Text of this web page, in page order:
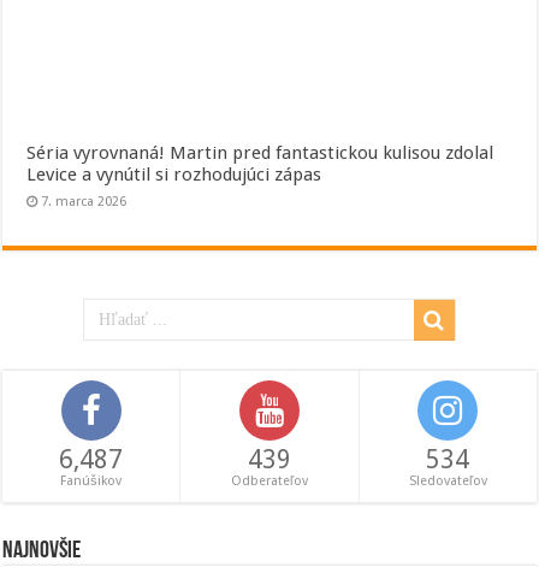
Séria vyrovnaná! Martin pred fantastickou kulisou zdolal
Levice a vynútil si rozhodujúci zápas
7. marca 2026
6,487
Fanúšikov
439
Odberateľov
534
Sledovateľov
Najnovšie